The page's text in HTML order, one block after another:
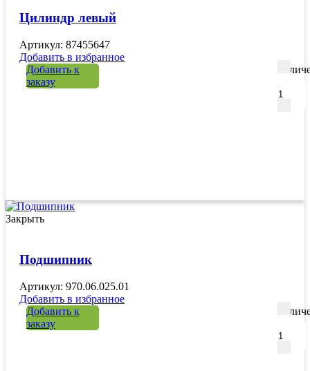
Цилиндр левый
Артикул: 87455647
Добавить в избранное
Добавить к
заказу
Закрыть
Подшипник
Артикул: 970.06.025.01
Добавить в избранное
Добавить к
заказу